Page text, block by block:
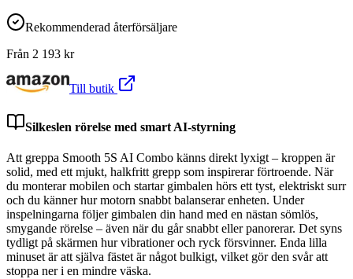
Rekommenderad återförsäljare
Från 2 193 kr
Till butik
Silkeslen rörelse med smart AI-styrning
Att greppa Smooth 5S AI Combo känns direkt lyxigt – kroppen är
solid, med ett mjukt, halkfritt grepp som inspirerar förtroende. När
du monterar mobilen och startar gimbalen hörs ett tyst, elektriskt surr
och du känner hur motorn snabbt balanserar enheten. Under
inspelningarna följer gimbalen din hand med en nästan sömlös,
smygande rörelse – även när du går snabbt eller panorerar. Det syns
tydligt på skärmen hur vibrationer och ryck försvinner. Enda lilla
minuset är att själva fästet är något bulkigt, vilket gör den svår att
stoppa ner i en mindre väska.